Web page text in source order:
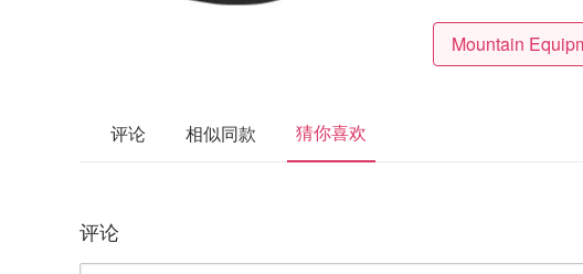
评论 相似同款 猜你喜欢
评论